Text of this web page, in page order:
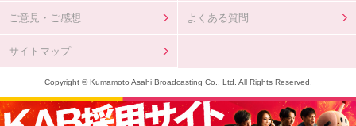
ご意見・ご感想 よくある質問
サイトマップ
Copyright © Kumamoto Asahi Broadcasting Co., Ltd. All Rights Reserved.